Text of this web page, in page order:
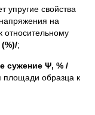
упругие свойства
на
относительному
;
сужение Ψ, % /
образца к